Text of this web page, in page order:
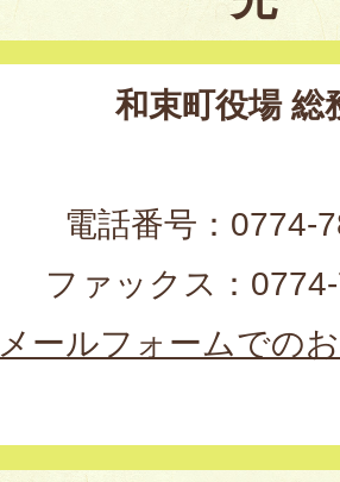
和束町役場 総
電話番号：0774-
ファックス：
メールフォームでの